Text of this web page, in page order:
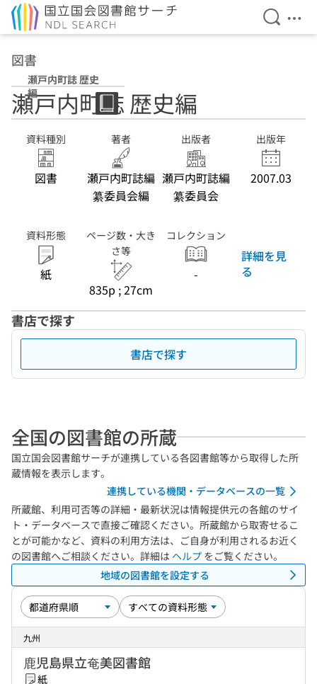
検索を
メ
図書
瀬戸内町誌 歴史
編
瀬戸内町誌 歴史編
資料種別
図書
著者
瀬戸内町誌編
纂委員会編
出版者
瀬戸内町誌編
纂委員会
出版年
2007.03
資料形態
紙
ページ数・大き
さ等
835p ; 27cm
コレクション
-
詳細を見
る
書店で探す
書店で探す
全国の図書館の所蔵
国立国会図書館サーチが連携している各図書館等から取得した所
蔵情報を表示します。
連携している機関・データベースの一覧
所蔵館、利用可否等の詳細・最新状況は情報提供元の各館のサイ
ト・データベースで直接ご確認ください。所蔵館から取寄せるこ
とが可能かなど、資料の利用方法は、ご自身が利用されるお近く
の図書館へご相談ください。詳細は ヘルプ をご覧ください。
地域の図書館を設定する
九州
鹿児島県立奄美図書館
紙